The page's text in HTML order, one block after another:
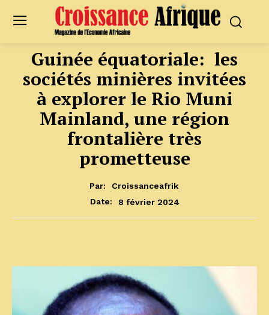
Guinée équatoriale: les
sociétés minières invitées
à explorer le Rio Muni
Mainland, une région
frontalière très
prometteuse
Par:
Croissanceafrik
Date:
8 février 2024